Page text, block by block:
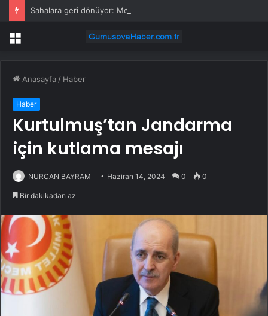
Menü
Anasayfa / Haber
Haber
Kurtulmuş’tan Jandarma
için kutlama mesajı
NURCAN BAYRAM Haziran 14, 2024 0 0
Bir dakikadan az